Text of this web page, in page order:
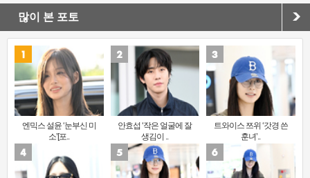
많이 본 포토
엔믹스 설윤 ‘눈부신 미
소’[포..
안효섭 ‘작은 얼굴에 잘
생김이 ..
트와이스 쯔위 ‘갓경 쓴
훈녀’..